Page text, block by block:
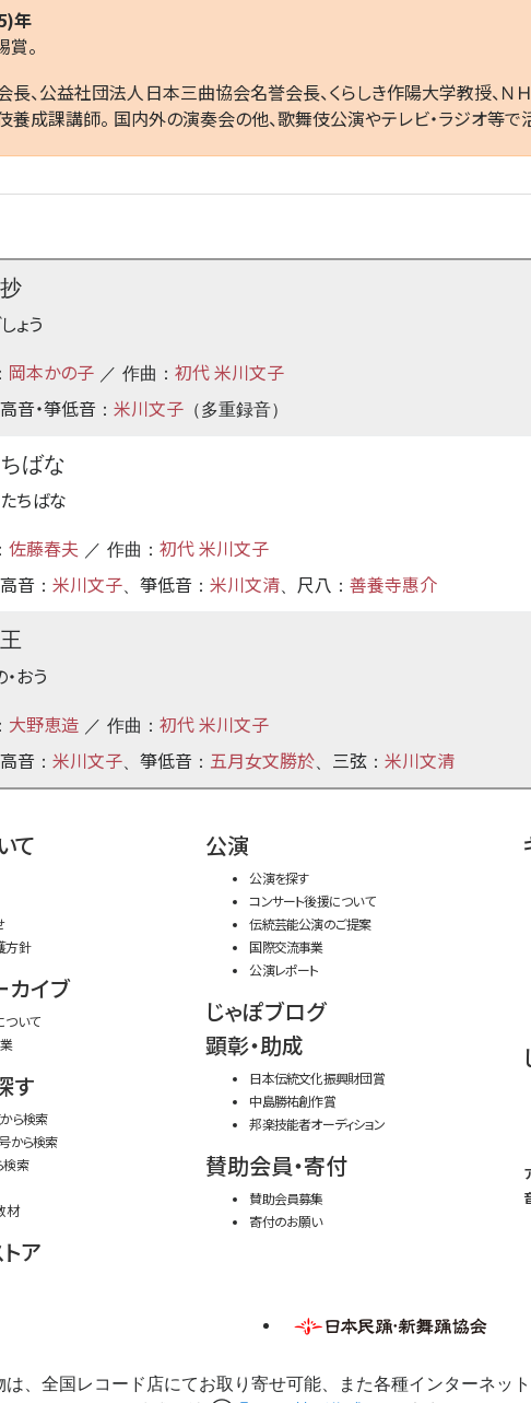
年
。
長、公益社団法人日本三曲協会名誉会長、くらしき作陽大学教授、Ｎ
養成課講師。 国内外の演奏会の他、歌舞伎公演やテレビ・ラジオ等で
ょう
岡本かの子 ／ 作曲： 初代 米川文子
音・箏低音 ： 米川文子 （多重録音）
ばな
ちばな
佐藤春夫 ／ 作曲： 初代 米川文子
音 ： 米川文子、 箏低音 ： 米川文清、 尺八 ： 善養寺惠介
おう
大野恵造 ／ 作曲： 初代 米川文子
音 ： 米川文子、 箏低音 ： 五月女文勝於、 三弦 ： 米川文清
て
方針
カイブ
ついて
す
ら検索
から検索
検索
材
ア
公演
公演を探す
コンサート後援について
伝統芸能公演のご提案
国際交流事業
公演レポート
じゃぽブログ
顕彰・助成
日本伝統文化振興財団賞
中島勝祐創作賞
邦楽技能者オーディション
賛助会員・寄付
賛助会員募集
寄付のお願い
、全国レコード店にてお取り寄せ可能、また各種インターネッ